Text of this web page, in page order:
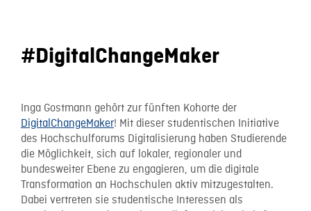
#DigitalChangeMaker
Inga Gostmann gehört zur fünften Kohorte der
DigitalChangeMaker! Mit dieser studentischen Initiative
des Hochschulforums Digitalisierung haben Studierende
die Möglichkeit, sich auf lokaler, regionaler und
bundesweiter Ebene zu engagieren, um die digitale
Transformation an Hochschulen aktiv mitzugestalten.
Dabei vertreten sie studentische Interessen als